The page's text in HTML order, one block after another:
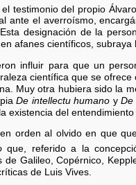
testimonio del propio Álvaro
ante el averroísmo,
designación de la
afanes científicos,
influir para que un
científica que se
Muy otra hubiera sido la
De intellectu humano yDe
existencia del entendimiento
orden al olvido en que
que, referido a la
de Galileo, Copérnico,
de Luis Vives.